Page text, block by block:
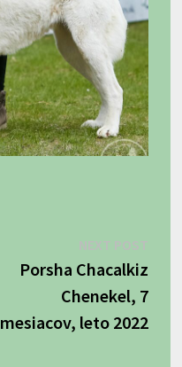
Porsha Chacalkiz
Chenekel, 7
mesiacov, leto 2022